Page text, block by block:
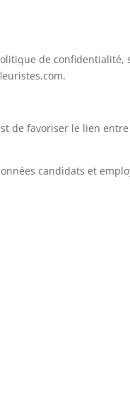
de confidentialité,
de favoriser le lien
candidats et